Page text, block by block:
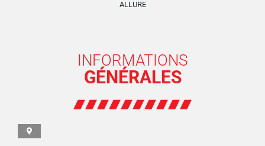
ALLURE
INFORMATIONS
GÉNÉRALES